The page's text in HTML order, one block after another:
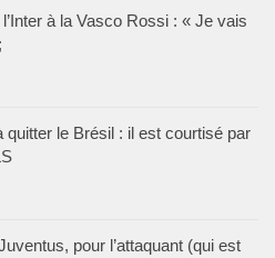
à la Vasco Rossi : « Je vais
quitter le Brésil : il est courtisé par
pour l’attaquant (qui est